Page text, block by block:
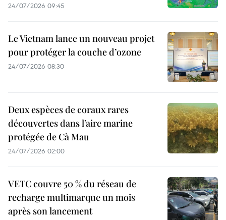
24/07/2026 09:45
Le Vietnam lance un nouveau projet
pour protéger la couche d’ozone
24/07/2026 08:30
Deux espèces de coraux rares
découvertes dans l’aire marine
protégée de Cà Mau
24/07/2026 02:00
VETC couvre 50 % du réseau de
recharge multimarque un mois
après son lancement